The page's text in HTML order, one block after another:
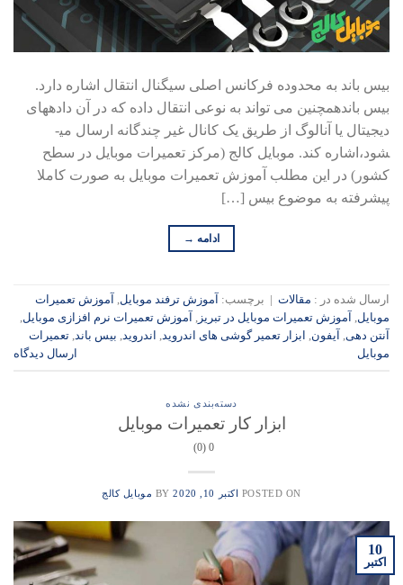
بیس باند به محدوده فرکانس اصلی سیگنال انتقال اشاره دارد.
بیس باندهمچنین می تواند به نوعی انتقال داده که در آن داده­های
دیجیتال یا آنالوگ از طریق یک کانال غیر چندگانه ارسال می­
شود،اشاره کند. موبایل کالج (مرکز تعمیرات موبایل در سطح
کشور) در این مطلب آموزش تعمیرات موبایل به صورت کاملا
پیشرفته به موضوع بیس […]
ادامه →
ارسال شده در : مقالات برچسب: آموزش ترفند موبایل,
آموزش تعمیرات
موبایل, آموزش تعمیرات موبایل در تبریز , آموزش تعمیرات نرم افزازی موبایل,
آنتن دهی, آیفون, ابزار تعمیر گوشی های اندروید, اندروید, بیس باند, تعمیرات
موبایل
ارسال دیدگاه
دسته‌بندی نشده
ابزار کار تعمیرات موبایل
0 (0)
POSTED ON اکتبر 10, 2020 BY موبایل کالج
10
اکتبر